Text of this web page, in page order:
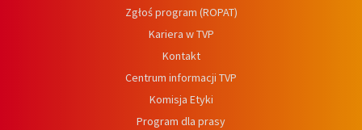
Zgłoś program (ROPAT)
Kariera w TVP
Kontakt
Centrum informacji TVP
Komisja Etyki
Program dla prasy